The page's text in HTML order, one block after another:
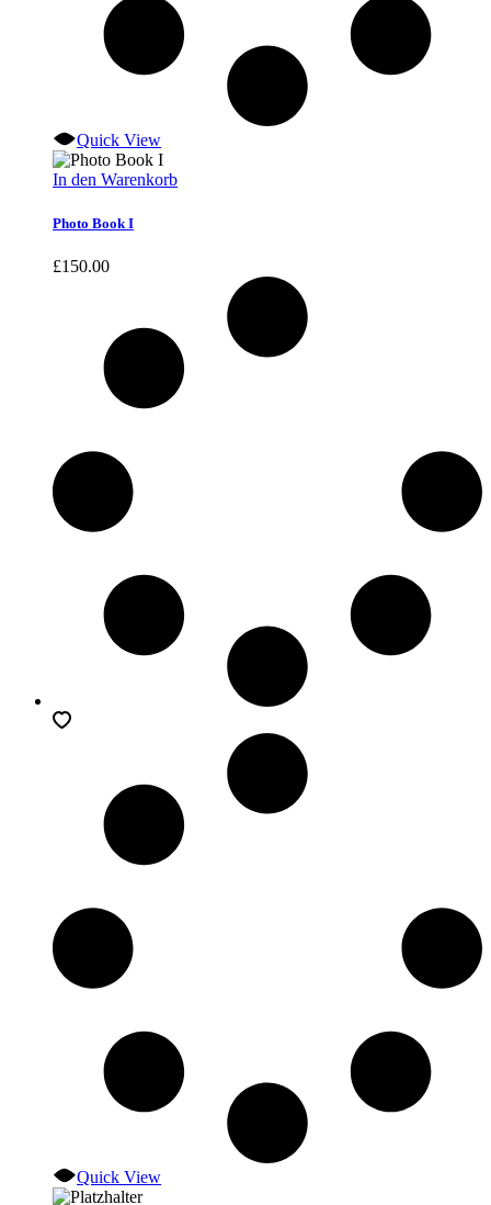
Quick View
In den Warenkorb
Photo Book I
£150.00
Quick View